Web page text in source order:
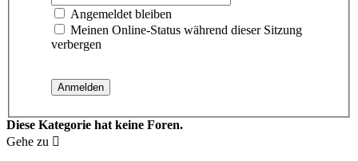
Angemeldet bleiben
Meinen Online-Status während dieser Sitzung
verbergen
Diese Kategorie hat keine Foren.
Gehe zu